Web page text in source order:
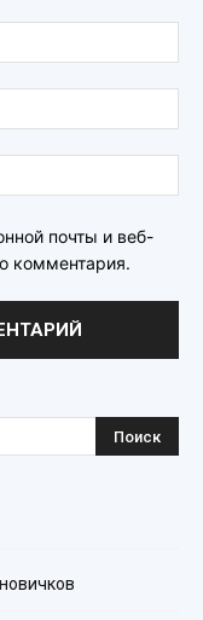
почты и веб-
комментария.